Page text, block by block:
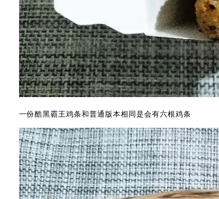
一份酷黑霸王鸡条和普通版本相同是会有六根鸡条